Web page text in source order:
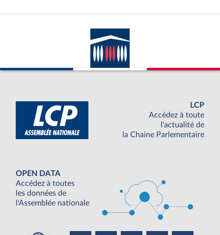
LCP
Accédez à toute
l'actualité de
la Chaine Parlementaire
OPEN DATA
Accédez à toutes
les données de
l'Assemblée nationale